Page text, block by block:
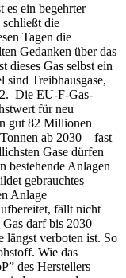
ein begehrter
die
Tagen die
Gedanken über das
dieses Gas selbst ein
Treibhausgase,
Die EU-F-Gas-
für neu
gut 82 Millionen
ab 2030 – fast
Gase dürfen
bestehende Anlagen
gebrauchtes
Anlage
fällt nicht
darf bis 2030
längst verboten ist. So
Wie das
des Herstellers